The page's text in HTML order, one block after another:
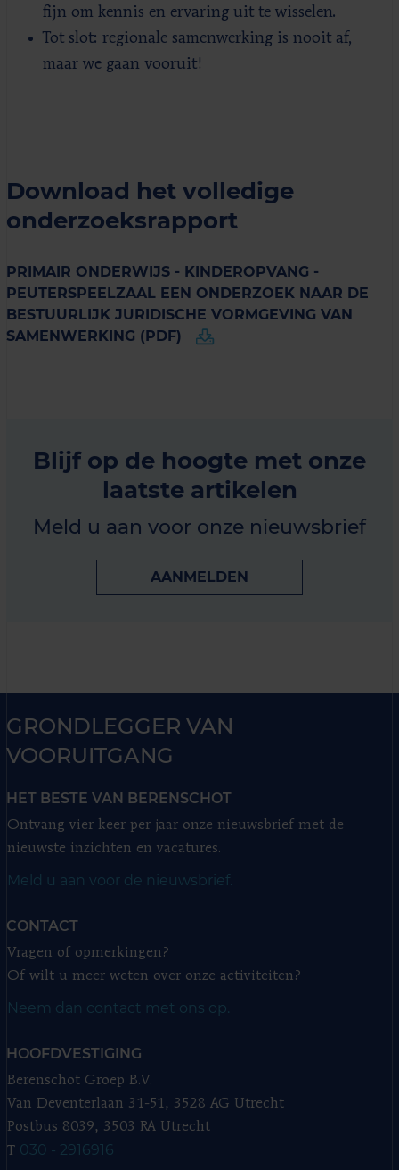
fijn om kennis en ervaring uit te wisselen.
Tot slot: regionale samenwerking is nooit af,
maar we gaan vooruit!
Download het volledige
onderzoeksrapport
PRIMAIR ONDERWIJS - KINDEROPVANG -
PEUTERSPEELZAAL EEN ONDERZOEK NAAR DE
BESTUURLIJK JURIDISCHE VORMGEVING VAN
SAMENWERKING (PDF)
Blijf op de hoogte met onze
laatste artikelen
Meld u aan voor onze nieuwsbrief
AANMELDEN
GRONDLEGGER VAN
VOORUITGANG
HET BESTE VAN BERENSCHOT
Ontvang vier keer per jaar onze nieuwsbrief met de
nieuwste inzichten en vacatures.
Meld u aan voor de nieuwsbrief.
CONTACT
Vragen of opmerkingen?
Of wilt u meer weten over onze activiteiten?
Neem dan contact met ons op.
HOOFDVESTIGING
Berenschot Groep B.V.
Van Deventerlaan 31-51, 3528 AG Utrecht
Postbus 8039, 3503 RA Utrecht
T 030 - 2916916